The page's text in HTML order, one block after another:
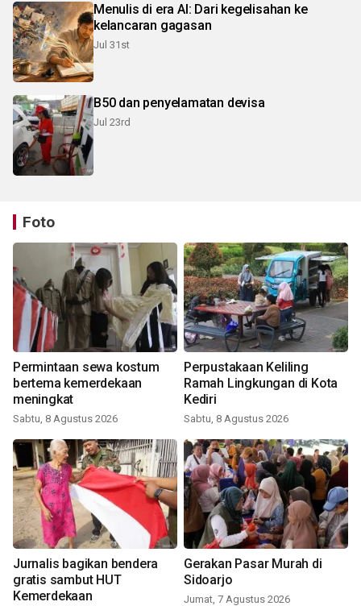
Menulis di era AI: Dari kegelisahan ke
kelancaran gagasan
Jul 31st
B50 dan penyelamatan devisa
Jul 23rd
Foto
Permintaan sewa kostum
bertema kemerdekaan
meningkat
Sabtu, 8 Agustus 2026
Perpustakaan Keliling
Ramah Lingkungan di Kota
Kediri
Sabtu, 8 Agustus 2026
Jurnalis bagikan bendera
gratis sambut HUT
Kemerdekaan
Gerakan Pasar Murah di
Sidoarjo
Jumat, 7 Agustus 2026